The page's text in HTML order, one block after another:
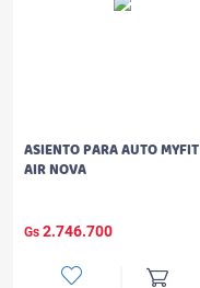
ASIENTO PARA AUTO MYFIT
AIR NOVA
Gs 2.746.700